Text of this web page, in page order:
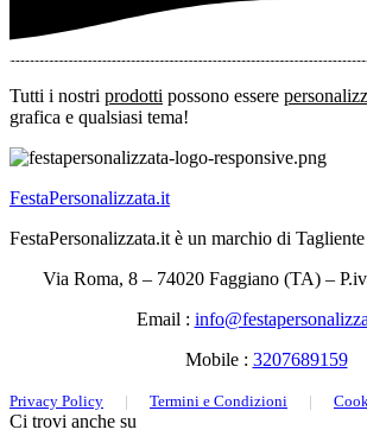
Tutti i nostri prodotti possono essere
grafica e qualsiasi tema!
FestaPersonalizzata.it
FestaPersonalizzata.it è un marchio di
Via Roma, 8 – 74020 Faggiano (TA) –
Email :
Mobile : 3207689159
Privacy Policy | Termini e Condizioni |
Ci trovi anche su